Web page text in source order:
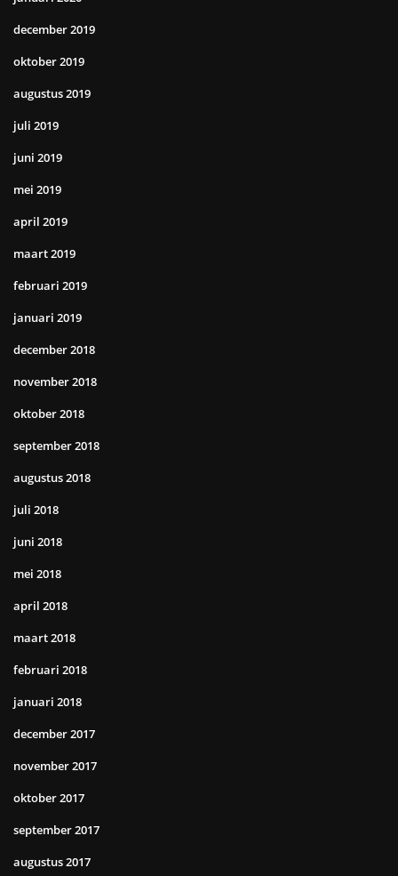
december 2019
oktober 2019
augustus 2019
juli 2019
juni 2019
mei 2019
april 2019
maart 2019
februari 2019
januari 2019
december 2018
november 2018
oktober 2018
september 2018
augustus 2018
juli 2018
juni 2018
mei 2018
april 2018
maart 2018
februari 2018
januari 2018
december 2017
november 2017
oktober 2017
september 2017
augustus 2017